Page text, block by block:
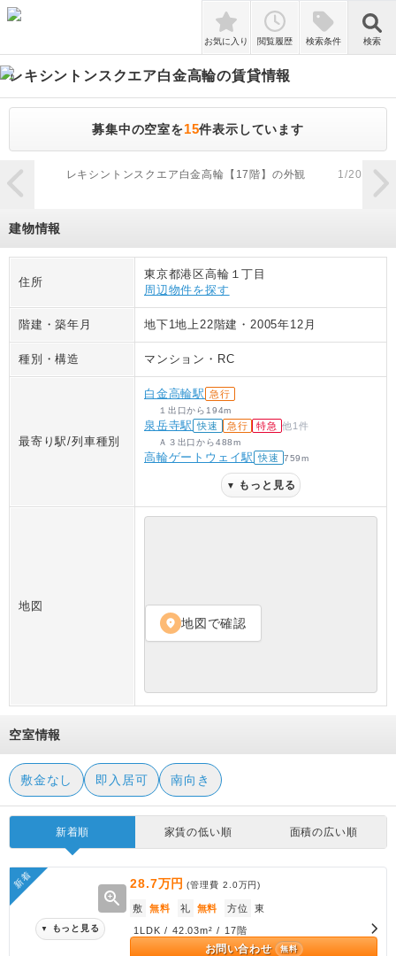
検索
お気に入り 閲覧履歴 検索条件 検索
レキシントンスクエア白金高輪の賃貸情報
募集中の空室を15件表示しています
zoom_in
レキシントンスクエア白金高輪【17階】の外観 1/20
建物情報
住所
東京都港区高輪１丁目
周辺物件を探す
階建・築年月 地下1地上22階建 ・ 2005年12月
種別・構造 マンション ・ RC
最寄り駅/列車種別
白金高輪駅 急行
１出口から 194m
泉岳寺駅 快速 急行 特急 他1 件
Ａ３出口から488m
高輪ゲートウェイ駅 快速 759m
▼ もっと見る
地図
location_on 地図で確認
空室情報
敷金なし 即入居可 南向き
新着順 家賃の低い順 面積の広い順
新着
zoom_in
▼ もっと見る
28.7万円 (管理費2.0万円)
敷 無料 礼 無料 方位 東
1LDK / 42.03m² / 17階
お問い合わせ 無料